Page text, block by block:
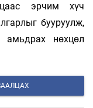
эрчим хүч
бууруулж,
амьдрах нөхцөл